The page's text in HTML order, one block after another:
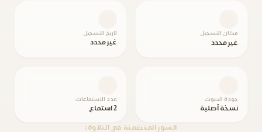
مكان التسجيل
غير محدد
تاريخ التسجيل
غير محدد
جودة الصوت
نسخة أصلية
عدد الاستماعات
2 استماع
السور المتضمنة في التلاوة: